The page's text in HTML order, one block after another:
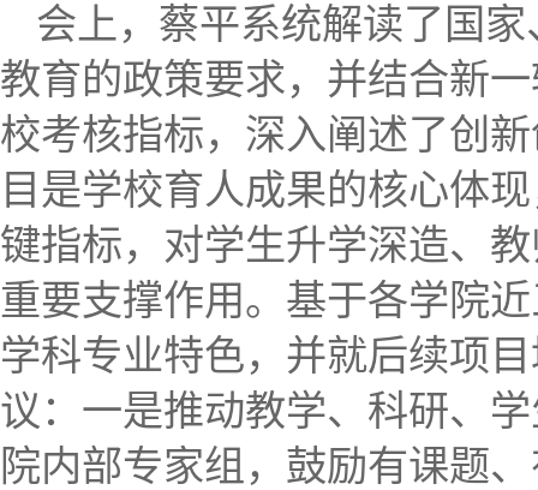
会上，蔡平系统解读了国
教育的政策要求，并结合新
校考核指标，深入阐述了创
目是学校育人成果的核心体
键指标，对学生升学深造、
重要支撑作用。基于各学院
学科专业特色，并就后续项
议：一是推动教学、科研、
院内部专家组，鼓励有课题